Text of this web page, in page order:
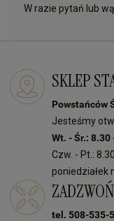
W razie pytań lub
SKLEP
Powstańców
Jesteśmy
Wt. - Śr.: 8.30
Czw. - Pt.:
poniedziałek
tel. 508-535-